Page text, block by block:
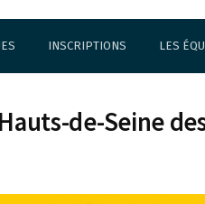
INSCRIPTIONS LES
de-Seine